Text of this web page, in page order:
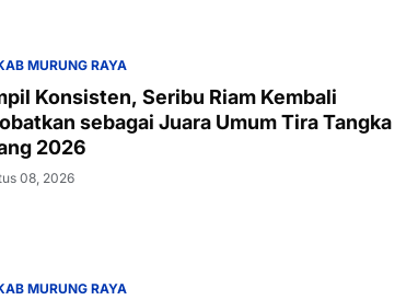
MURUNG RAYA
Konsisten, Seribu Riam Kembali
sebagai Juara Umum Tira Tangka
2026
08, 2026
MURUNG RAYA